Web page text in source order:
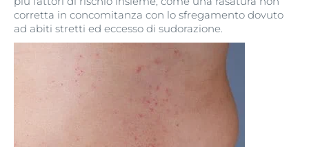
corretta in concomitanza con lo sfregamento dovuto
ad abiti stretti ed eccesso di sudorazione.